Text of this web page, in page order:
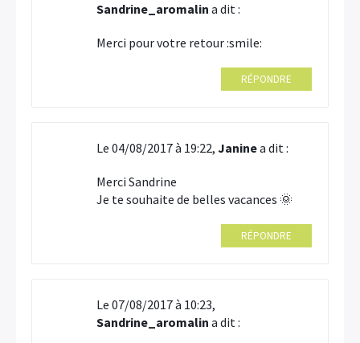
Sandrine_aromalin a dit :
Merci pour votre retour :smile:
RÉPONDRE
Le 04/08/2017 à 19:22, Janinea dit :
Merci Sandrine
Je te souhaite de belles vacances 🌞
RÉPONDRE
Le 07/08/2017 à 10:23,
Sandrine_aromalin a dit :